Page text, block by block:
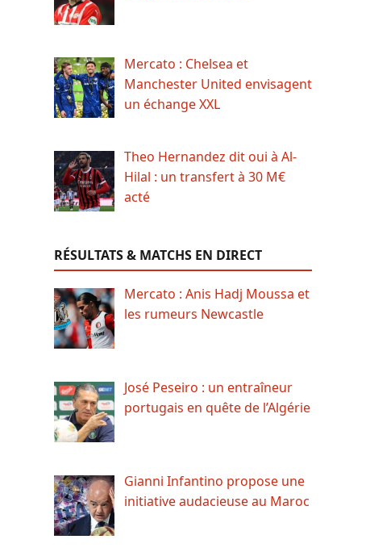
Mercato : Chelsea et
Manchester United envisagent
un échange XXL
Theo Hernandez dit oui à Al-
Hilal : un transfert à 30 M€
acté
RÉSULTATS & MATCHS EN DIRECT
Mercato : Anis Hadj Moussa et
les rumeurs Newcastle
José Peseiro : un entraîneur
portugais en quête de l’Algérie
Gianni Infantino propose une
initiative audacieuse au Maroc